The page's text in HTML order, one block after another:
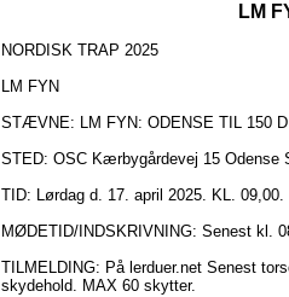
LM
NORDISK TRAP 2025
LM FYN
STÆVNE: LM FYN: ODENSE TIL 150
STED: OSC Kærbygårdevej 15 Odense
TID: Lørdag d. 17. april 2025. KL. 09,00.
MØDETID/INDSKRIVNING: Senest kl.
TILMELDING: På lerduer.net Senest
skydehold. MAX 60 skytter.